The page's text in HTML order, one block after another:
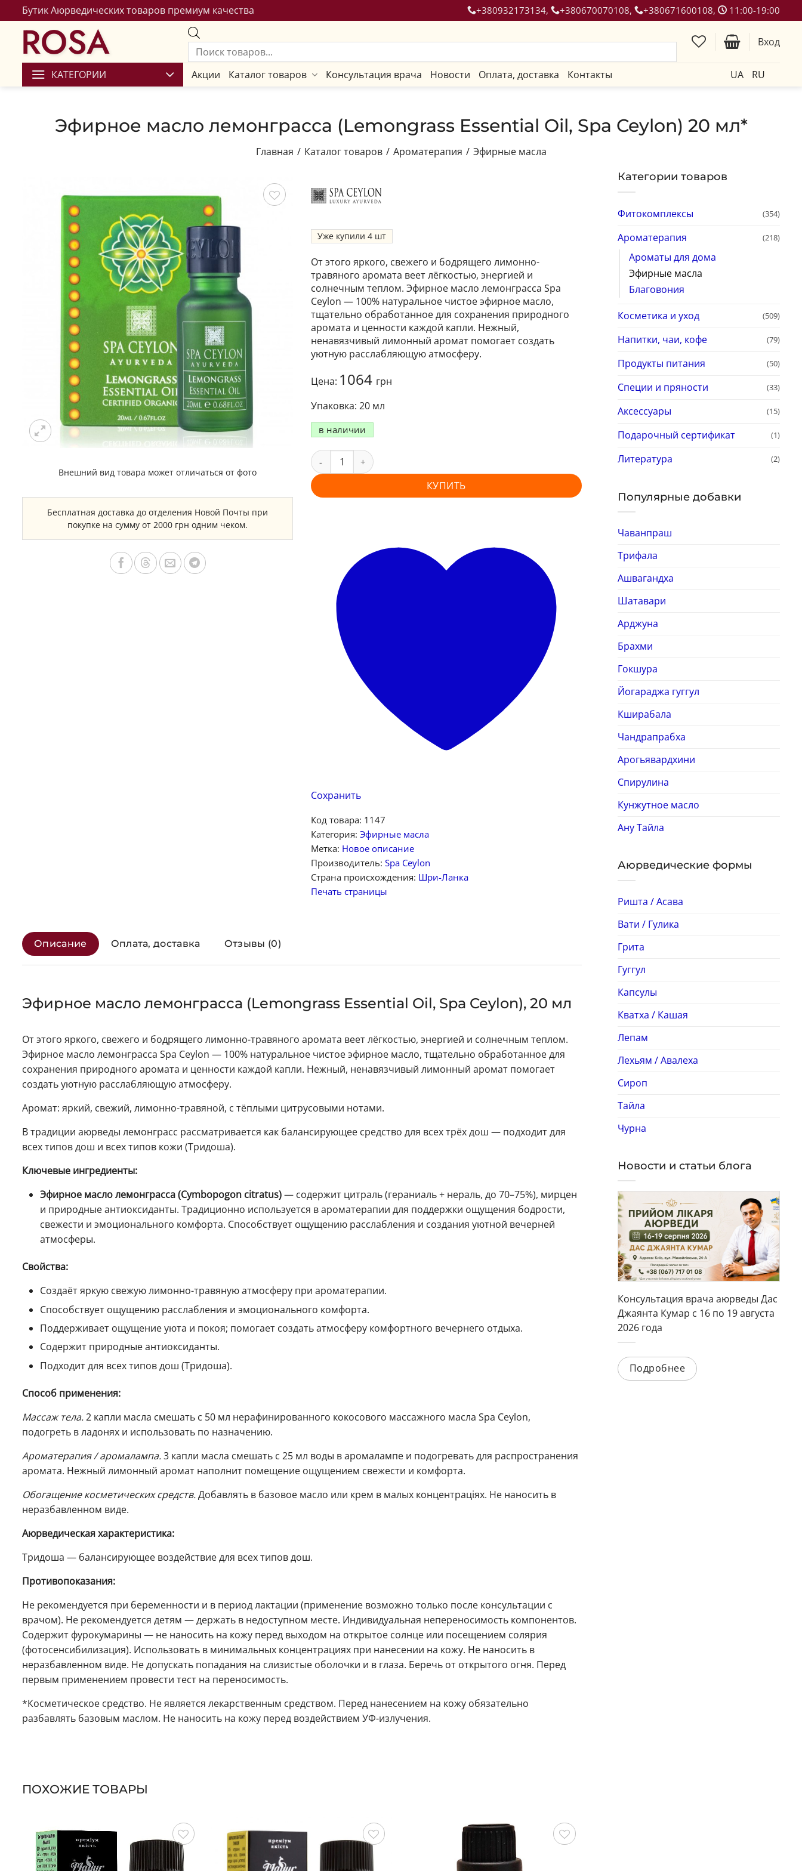
Бутик Аюрведических товаров премиум качества +380932173134, +380670070108, +380671600108, 11:00-19:00
ROSA Вход
КАТЕГОРИИ Акции Каталог товаров Консультация врача Новости Оплата, доставка Контакты UA RU
Эфирное масло лемонграсса (Lemongrass Essential Oil, Spa Ceylon) 20 мл*
Главная / Каталог товаров / Ароматерапия / Эфирные масла
Категории товаров
Фитокомплексы (354)
Ароматерапия (218)
Ароматы для дома
Эфирные масла
Благовония
Косметика и уход
(509)
Напитки, чаи, кофе (79)
Продукты питания (50)
Специи и пряности (33)
Аксессуары (15)
Подарочный сертификат (1)
Литература (2)
Популярные добавки
Чаванпраш
Трифала
Ашвагандха
Шатавари
Арджуна
Брахми
Гокшура
Йогараджа гуггул
Кширабала
Чандрапрабха
Арогьявардхини
Спирулина
Кунжутное масло
Ану Тайла
Аюрведические формы
Ришта / Асава
Вати / Гулика
Грита
Гуггул
Капсулы
Кватха / Кашая
Лепам
Лехьям / Авалеха
Сироп
Тайла
Чурна
Новости и статьи блога
Консультация врача аюрведы Дас
Джаянта Кумар с 16 по 19 августа
2026 года
Подробнее
Внешний вид товара может отличаться от фото
Бесплатная доставка до отделения Новой Почты при
покупке на сумму от 2000 грн одним чеком.
Уже купили 4
От этого яркого, свежего и бодрящего лимонно-
травяного аромата веет лёгкостью, энергией и
солнечным теплом. Эфирное масло лемонграсса Spa
Ceylon — 100% натуральное чистое эфирное масло,
тщательно обработанное для сохранения природного
аромата и ценности каждой капли. Нежный,
ненавязчивый лимонный аромат помогает создать
уютную расслабляющую атмосферу.
Цена: 1064 грн
20 мл
в наличии
КУПИТЬ
Сохранить
Код товара: 1147
Категория: Эфирные масла
Метка: Новое описание
Производитель: Spa Ceylon
Страна происхождения: Шри-Ланка
Печать страницы
Описание Оплата, доставка Отзывы (0)
Эфирное масло лемонграсса (Lemongrass Essential Oil, Spa Ceylon), 20 мл
От этого яркого, свежего и бодрящего лимонно-травяного аромата веет лёгкостью, энергией и солнечным теплом.
Эфирное масло лемонграсса Spa Ceylon — 100% натуральное чистое эфирное масло, тщательно обработанное для
сохранения природного аромата и ценности каждой капли. Нежный, ненавязчивый лимонный аромат помогает
создать уютную расслабляющую атмосферу.
Аромат: яркий, свежий, лимонно-травяной, с тёплыми цитрусовыми нотами.
В традиции аюрведы лемонграсс рассматривается как балансирующее средство для всех трёх дош — подходит для
всех типов дош и всех типов кожи (Тридоша).
Ключевые ингредиенты:
Эфирное масло лемонграсса (Cymbopogon citratus)— содержит цитраль (гераниаль + нераль, до 70–75%), мирцен
и природные антиоксиданты. Традиционно используется в ароматерапии для поддержки ощущения бодрости,
свежести и эмоционального комфорта. Способствует ощущению расслабления и создания уютной вечерней
атмосферы.
Свойства:
Создаёт яркую свежую лимонно-травяную атмосферу при ароматерапии.
Способствует ощущению расслабления и эмоционального комфорта.
Поддерживает ощущение уюта и покоя; помогает создать атмосферу комфортного вечернего отдыха.
Содержит природные антиоксиданты.
Подходит для всех типов дош (Тридоша).
Способ применения:
Массаж тела.2 капли масла смешать с 50 мл нерафинированного кокосового массажного масла Spa Ceylon,
подогреть в ладонях и использовать по назначению.
Ароматерапия / аромалампа.3 капли масла смешать с 25 мл воды в аромалампе и подогревать для распространения
аромата. Нежный лимонный аромат наполнит помещение ощущением свежести и комфорта.
Обогащение косметических средств.Добавлять в базовое масло или крем в малых концентраціях. Не наносить в
неразбавленном виде.
Аюрведическая характеристика:
Тридоша — балансирующее воздействие для всех типов дош.
Противопоказания:
Не рекомендуется при беременности и в период лактации (применение возможно только после консультации с
врачом). Не рекомендуется детям — держать в недоступном месте. Индивидуальная непереносимость компонентов.
Содержит фурокумарины — не наносить на кожу перед выходом на открытое солнце или посещением солярия
(фотосенсибилизация). Использовать в минимальных концентрациях при нанесении на кожу. Не наносить в
неразбавленном виде. Не допускать попадания на слизистые оболочки и в глаза. Беречь от открытого огня. Перед
первым применением провести тест на переносимость.
*Косметическое средство. Не является лекарственным средством. Перед нанесением на кожу обязательно
разбавлять базовым маслом. Не наносить на кожу перед воздействием УФ-излучения.
ПОХОЖИЕ ТОВАРЫ
Сохранить Сохранить